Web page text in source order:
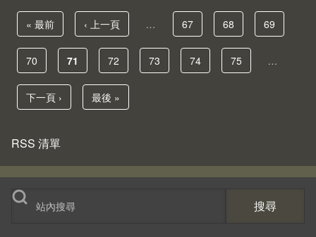
搜尋
Pagination
First page
« 最前 Previous page
‹ 上一頁 … 頁面
67 頁面
68 頁面
69
頁面
70 目前頁面
71 頁面
72 頁面
73 頁面
74 頁面
75 …
下一頁
下一頁 › Last page
最後 »
RSS 清單